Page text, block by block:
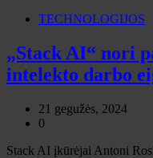
TECHNOLOGIJOS
„Stack AI“ nori
intelekto darbo
21 gegužės, 2024
0
Stack AI įkūrėjai Antoni